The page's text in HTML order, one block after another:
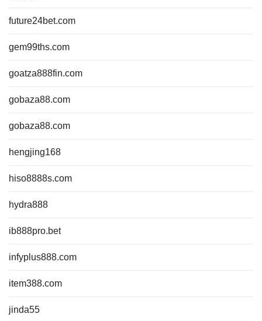
future24bet.com
gem99ths.com
goatza888fin.com
gobaza88.com
gobaza88.com
hengjing168
hiso8888s.com
hydra888
ib888pro.bet
infyplus888.com
item388.com
jinda55